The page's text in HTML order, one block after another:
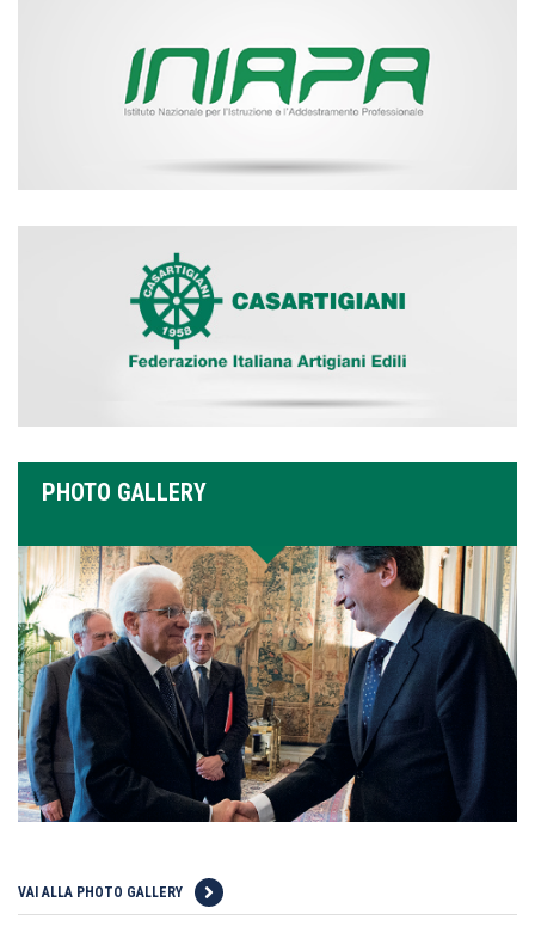
PHOTO GALLERY
VAI ALLA PHOTO GALLERY